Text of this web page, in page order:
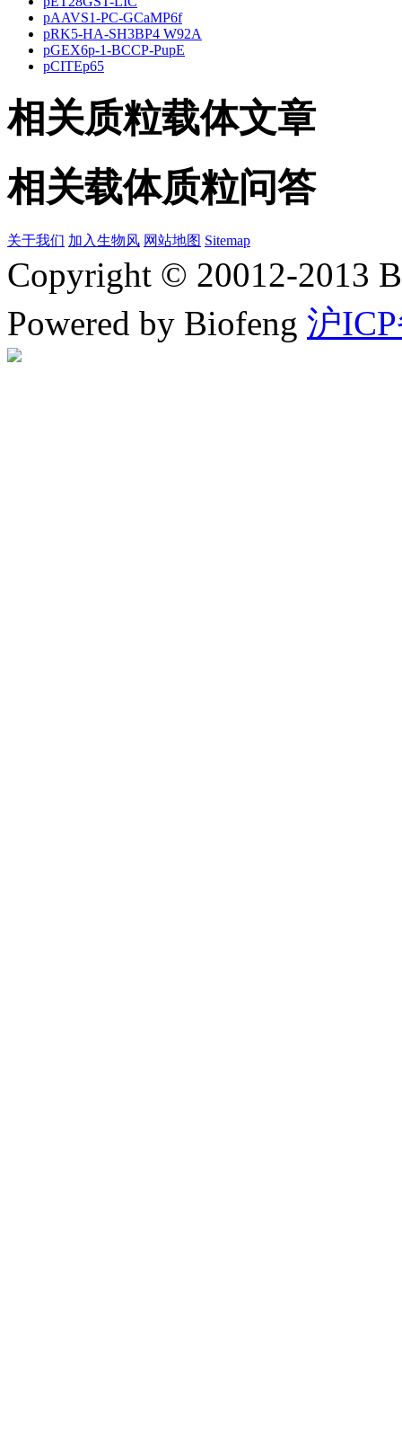
pAAVS1-PC-GCaMP6f
pRK5-HA-SH3BP4 W92A
pGEX6p-1-BCCP-PupE
pCITEp65
相关质粒载体文章
相关载体质粒问答
关于我们 加入生物风 网站地图 Sitemap
Copyright © 20012-2013
Powered by Biofeng 沪